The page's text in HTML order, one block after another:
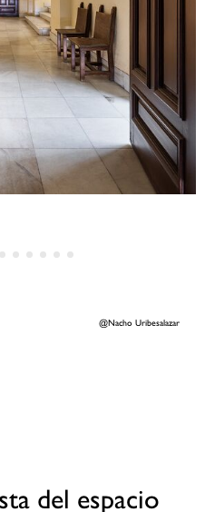
@Nacho Uribesalazar
del espacio